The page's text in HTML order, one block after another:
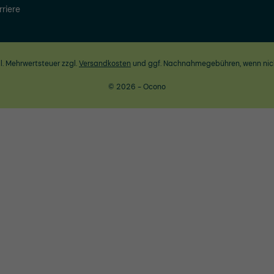
Mehrwertsteuer zzgl.Versandkosten und ggf. Nachnahmegebühren, wenn
© 2026 - Ocono